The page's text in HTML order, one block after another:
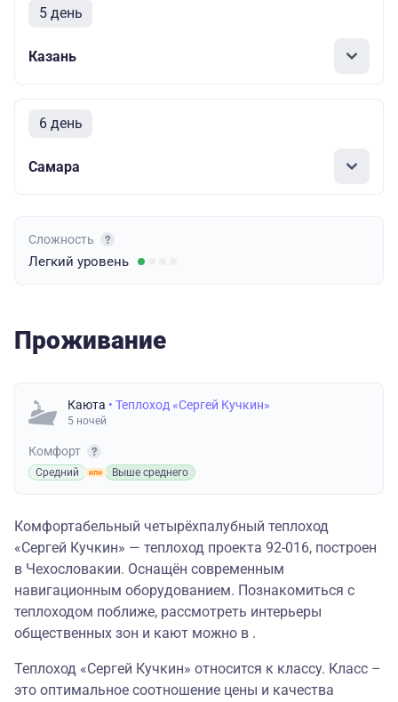
5 день
Казань
6 день
Самара
Сложность
Легкий уровень
Проживание
Каюта • Теплоход «Сергей Кучкин»
5 ночей
Комфорт
Средний Выше среднего
Комфортабельный четырёхпалубный теплоход
«Сергей Кучкин» — теплоход проекта 92-016, построен
в Чехословакии. Оснащён современным
навигационным оборудованием. Познакомиться с
теплоходом поближе, рассмотреть интерьеры
общественных зон и кают можно в .
Теплоход «Сергей Кучкин» относится к классу. Класс –
это оптимальное соотношение цены и качества